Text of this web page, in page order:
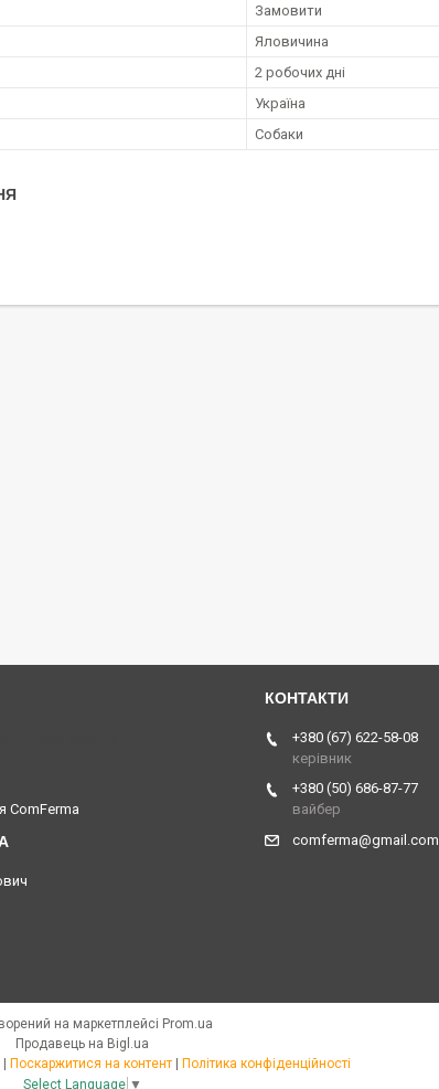
Замовити
Яловичина
2 робочих дні
Україна
Собаки
ComFerma
+380 (67) 622-58-08
керівник
+380 (50) 686-87-77
вайбер
comferma@gmail.com
на маркетплейсі Prom.ua
Продавець на Bigl.ua
Поскаржитися на контент
Політика конфіденційності
Select Language ▼